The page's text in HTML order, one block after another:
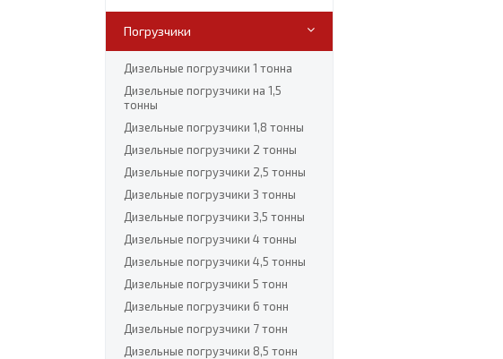
Погрузчики
Дизельные погрузчики 1 тонна
Дизельные погрузчики на 1,5
тонны
Дизельные погрузчики 1,8 тонны
Дизельные погрузчики 2 тонны
Дизельные погрузчики 2,5 тонны
Дизельные погрузчики 3 тонны
Дизельные погрузчики 3,5 тонны
Дизельные погрузчики 4 тонны
Дизельные погрузчики 4,5 тонны
Дизельные погрузчики 5 тонн
Дизельные погрузчики 6 тонн
Дизельные погрузчики 7 тонн
Дизельные погрузчики 8,5 тонн